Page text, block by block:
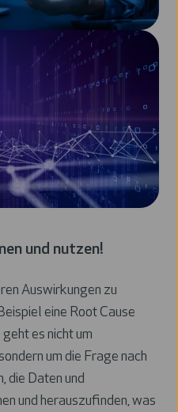
und nutzen!
Auswirkungen zu
eine Root Cause
es nicht um
um die Frage nach
die Daten und
und herauszufinden, was